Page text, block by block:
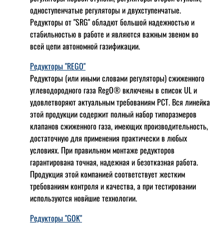
одноступенчатые регуляторы и двухступенчатые.
Редукторы от "SRG" обладют большой надежностью и
стабильностью в работе и являются важным звеном во
всей цепи автономной газификации.
Редукторы "REGO"
Редукторы (или иными словами регуляторы) сжиженного
углеводородного газа RegO® включены в список UL и
удовлетворяют актуальным требованиям РСТ. Вся линейка
этой продукции содержит полный набор типоразмеров
клапанов сжиженного газа, имеющих производительность,
достаточную для применения практически в любых
условиях. При правильном монтаже редукторов
гарантирована точная, надежная и безотказная работа.
Продукция этой компанией соответствует жестким
требованиям контроля и качества, а при тестировании
используются новйшие технологии.
Редукторы "GOK"